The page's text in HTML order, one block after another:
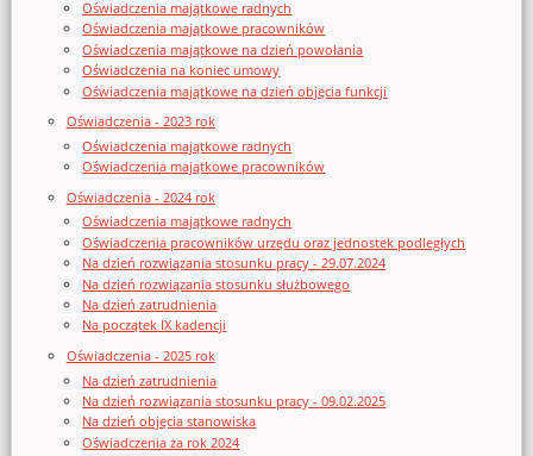
Oświadczenia majątkowe radnych
Oświadczenia majątkowe pracowników
Oświadczenia majątkowe na dzień powołania
Oświadczenia na koniec umowy
Oświadczenia majątkowe na dzień objęcia funkcji
Oświadczenia - 2023 rok
Oświadczenia majątkowe radnych
Oświadczenia majątkowe pracowników
Oświadczenia - 2024 rok
Oświadczenia majątkowe radnych
Oświadczenia pracowników urzędu oraz jednostek podległych
Na dzień rozwiązania stosunku pracy - 29.07.2024
Na dzień rozwiązania stosunku służbowego
Na dzień zatrudnienia
Na początek IX kadencji
Oświadczenia - 2025 rok
Na dzień zatrudnienia
Na dzień rozwiązania stosunku pracy - 09.02.2025
Na dzień objęcia stanowiska
Oświadczenia za rok 2024